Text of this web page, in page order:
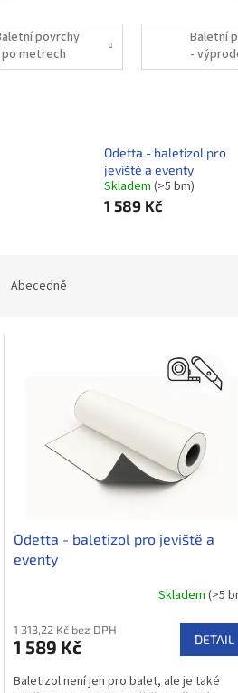
povrchy
po metrech
Baletní
-
Odetta - baletizol pro
jeviště a eventy
Skladem (>5 bm)
1 589 Kč
Abecedně
Odetta - baletizol pro jeviště a
eventy
Skladem (>5
1 313,22 Kč bez DPH
1 589 Kč DETAIL
Baletizol není jen pro balet, ale je také